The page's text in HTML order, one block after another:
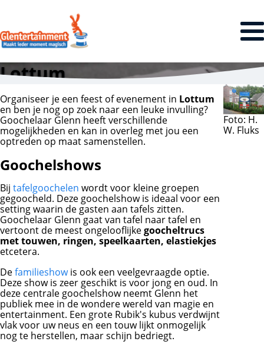
Lottum
Organiseer je een feest of evenement in Lottum
en ben je nog op zoek naar een leuke invulling?
Goochelaar Glenn heeft verschillende
mogelijkheden en kan in overleg met jou een
optreden op maat samenstellen.
Goochelshows
Bij tafelgoochelen wordt voor kleine groepen
gegoocheld. Deze goochelshow is ideaal voor een
setting waarin de gasten aan tafels zitten.
Goochelaar Glenn gaat van tafel naar tafel en
vertoont de meest ongelooflijkegoocheltrucs
met touwen, ringen, speelkaarten, elastiekjes
etcetera.
Defamilieshowis ook een veelgevraagde optie.
Deze show is zeer geschikt is voor jong en oud. In
deze centrale goochelshow neemt Glenn het
publiek mee in de wondere wereld van magie en
entertainment. Een grote Rubik's kubus verdwijnt
vlak voor uw neus en een touw lijkt onmogelijk
nog te herstellen, maar schijn bedriegt.
Foto: H.
W. Fluks